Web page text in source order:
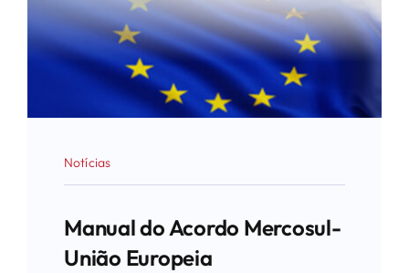
Notícias
Manual do Acordo Mercosul-
União Europeia